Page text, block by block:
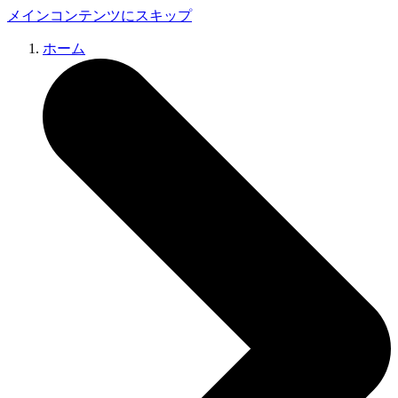
メインコンテンツにスキップ
ホーム